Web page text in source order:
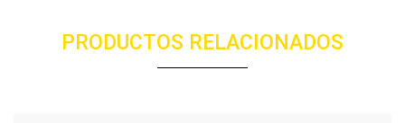
PRODUCTOS RELACIONADOS